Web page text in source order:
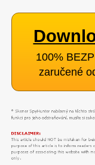
100%
zaručené